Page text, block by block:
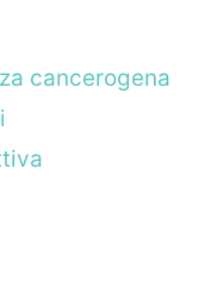
cancerogena